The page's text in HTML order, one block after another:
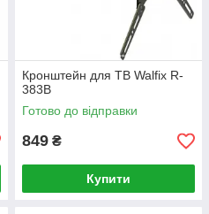
Кронштейн для ТВ Walfix R-
383B
Готово до відправки
849 ₴
Купити